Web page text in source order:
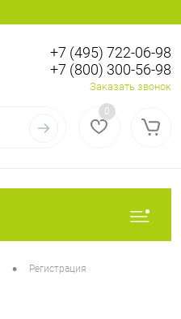
Регистрация
+7 (495) 722-06-98
+7 (800) 300-56-98
Заказать звонок
0
• Регистрация